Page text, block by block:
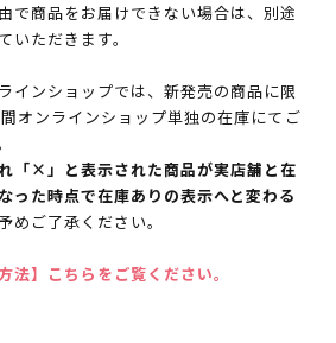
で商品をお届けできない場合は、別途
いただきます。
インショップでは、新発売の商品に限
オンラインショップ単独の在庫にてご
「×」と表示された商品が実店舗と在
った時点で在庫ありの表示へと変わる
めご了承ください。
法】こちらをご覧ください。